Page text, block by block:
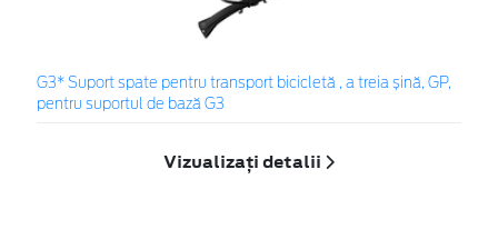
G3* Suport spate pentru transport bicicletă , a treia șină, GP,
pentru suportul de bază G3
Vizualizați detalii